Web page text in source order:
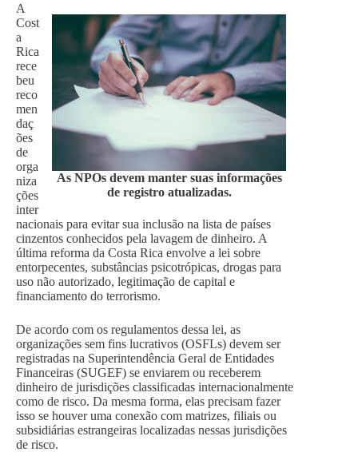
As NPOs devem manter suas informações
de registro atualizadas.
A
Cost
a
Rica
rece
beu
reco
men
daç
ões
de
orga
niza
ções
inter
nacionais para evitar sua inclusão na lista de países
cinzentos conhecidos pela lavagem de dinheiro. A
última reforma da Costa Rica envolve a lei sobre
entorpecentes, substâncias psicotrópicas, drogas para
uso não autorizado, legitimação de capital e
financiamento do terrorismo.
De acordo com os regulamentos dessa lei, as
organizações sem fins lucrativos (OSFLs) devem ser
registradas na Superintendência Geral de Entidades
Financeiras (SUGEF) se enviarem ou receberem
dinheiro de jurisdições classificadas internacionalmente
como de risco. Da mesma forma, elas precisam fazer
isso se houver uma conexão com matrizes, filiais ou
subsidiárias estrangeiras localizadas nessas jurisdições
de risco.